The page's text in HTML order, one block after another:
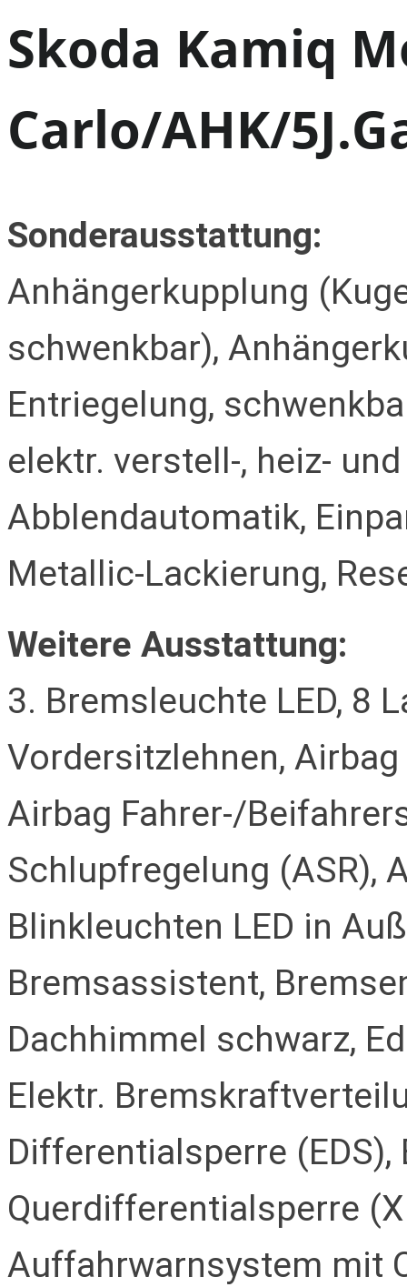
Skoda Kamiq
Carlo/AHK/
Sonderausstattung:
Anhängerkupplung
schwenkbar),
Entriegelung,
elektr. verstell-, heiz-
Abblendautomatik,
Metallic-Lackierung,
Weitere Ausstattung:
3. Bremsleuchte LED, 8
Vordersitzlehnen,
Airbag Fahrer-/
Schlupfregelung (ASR),
Blinkleuchten LED in
Bremsassistent,
Dachhimmel schwarz,
Elektr.
Differentialsperre (EDS),
Querdifferentialsperre
Auffahrwarnsystem mit